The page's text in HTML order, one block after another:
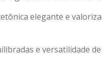
elegante e
e versatilidade